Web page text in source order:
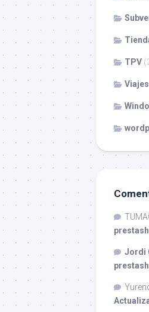
TPV
Viajes
Jordi